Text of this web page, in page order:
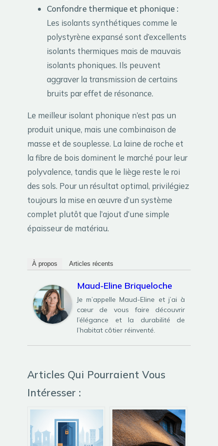
Confondre thermique et phonique :
Les isolants synthétiques comme le
polystyrène expansé sont d’excellents
isolants thermiques mais de mauvais
isolants phoniques. Ils peuvent
aggraver la transmission de certains
bruits par effet de résonance.
Le meilleur isolant phonique n’est pas un
produit unique, mais une combinaison de
masse et de souplesse. La laine de roche et
la fibre de bois dominent le marché pour leur
polyvalence, tandis que le liège reste le roi
des sols. Pour un résultat optimal, privilégiez
toujours la mise en œuvre d’un système
complet plutôt que l’ajout d’une simple
épaisseur de matériau.
À propos Articles récents
Maud-Eline Briqueloche
Je m’appelle Maud-Eline et j’ai à
cœur de vous faire découvrir
l’élégance et la durabilité de
l’habitat côtier réinventé.
Articles Qui Pourraient Vous
Intéresser :